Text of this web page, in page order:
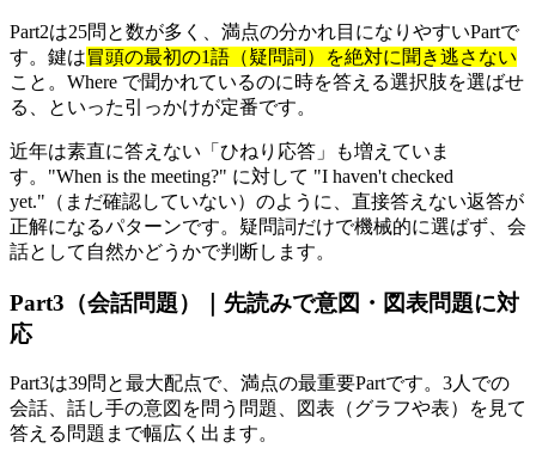
Part2は25問と数が多く、満点の分かれ目になりやすいPartで
す。鍵は冒頭の最初の1語（疑問詞）を絶対に聞き逃さない
こと。Where で聞かれているのに時を答える選択肢を選ばせ
る、といった引っかけが定番です。
近年は素直に答えない「ひねり応答」も増えていま
す。"When is the meeting?" に対して "I haven't checked
yet."（まだ確認していない）のように、直接答えない返答が
正解になるパターンです。疑問詞だけで機械的に選ばず、会
話として自然かどうかで判断します。
Part3（会話問題）｜先読みで意図・図表問題に対
応
Part3は39問と最大配点で、満点の最重要Partです。3人での
会話、話し手の意図を問う問題、図表（グラフや表）を見て
答える問題まで幅広く出ます。